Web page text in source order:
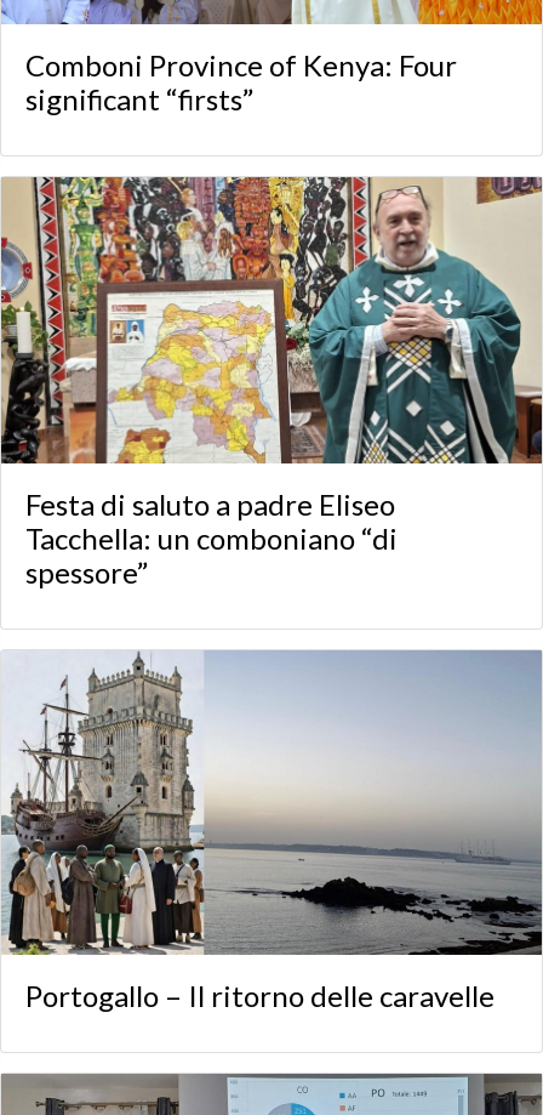
Comboni Province of Kenya: Four
significant “firsts”
Festa di saluto a padre Eliseo
Tacchella: un comboniano “di
spessore”
Portogallo – Il ritorno delle caravelle